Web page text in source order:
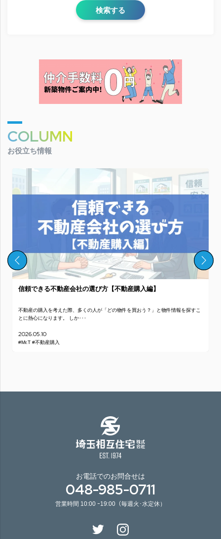
検索する
COLUMN
お役立ち情報
信頼できる不動産会社の選び方【不動産購入編】
不動産の購入を考えた際、多くの人が「どの物件を買おう？」と物件情報を探すこ
とに熱心になります。 しか･･･
2026.05.10
#Mr.T #不動産購入
お電話でのお問合せは
048-985-0711
営業時間 10:00 ｰ19:00（毎週火･水定休）